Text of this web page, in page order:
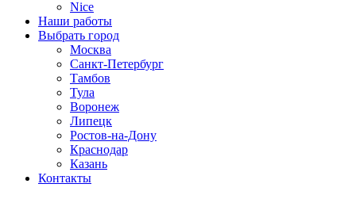
Nice
Наши работы
Выбрать город
Москва
Санкт-Петербург
Тамбов
Тула
Воронеж
Липецк
Ростов-на-Дону
Краснодар
Казань
Контакты